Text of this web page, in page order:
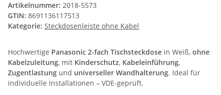
Artikelnummer: 2018-5573
GTIN: 8691136117513
Kategorie: Steckdosenleiste ohne Kabel
Hochwertige Panasonic 2-fach Tischsteckdose in Weiß, ohne
Kabelzuleitung, mit Kinderschutz, Kabeleinführung,
Zugentlastung und universeller Wandhalterung. Ideal für
individuelle Installationen – VDE-geprüft.